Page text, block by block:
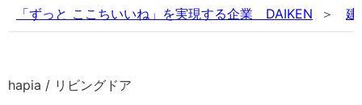
「ずっと ここちいいね」を実現する企業 DAIKEN 建
hapia / リビングドア